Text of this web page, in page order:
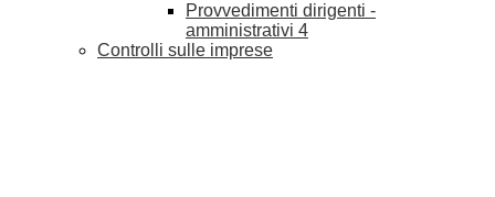
Provvedimenti dirigenti -
amministrativi 4
Controlli sulle imprese